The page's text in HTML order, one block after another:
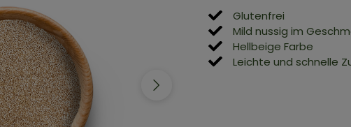
Glutenfrei
Mild nussig im
Hellbeige Farbe
Leichte und schnelle